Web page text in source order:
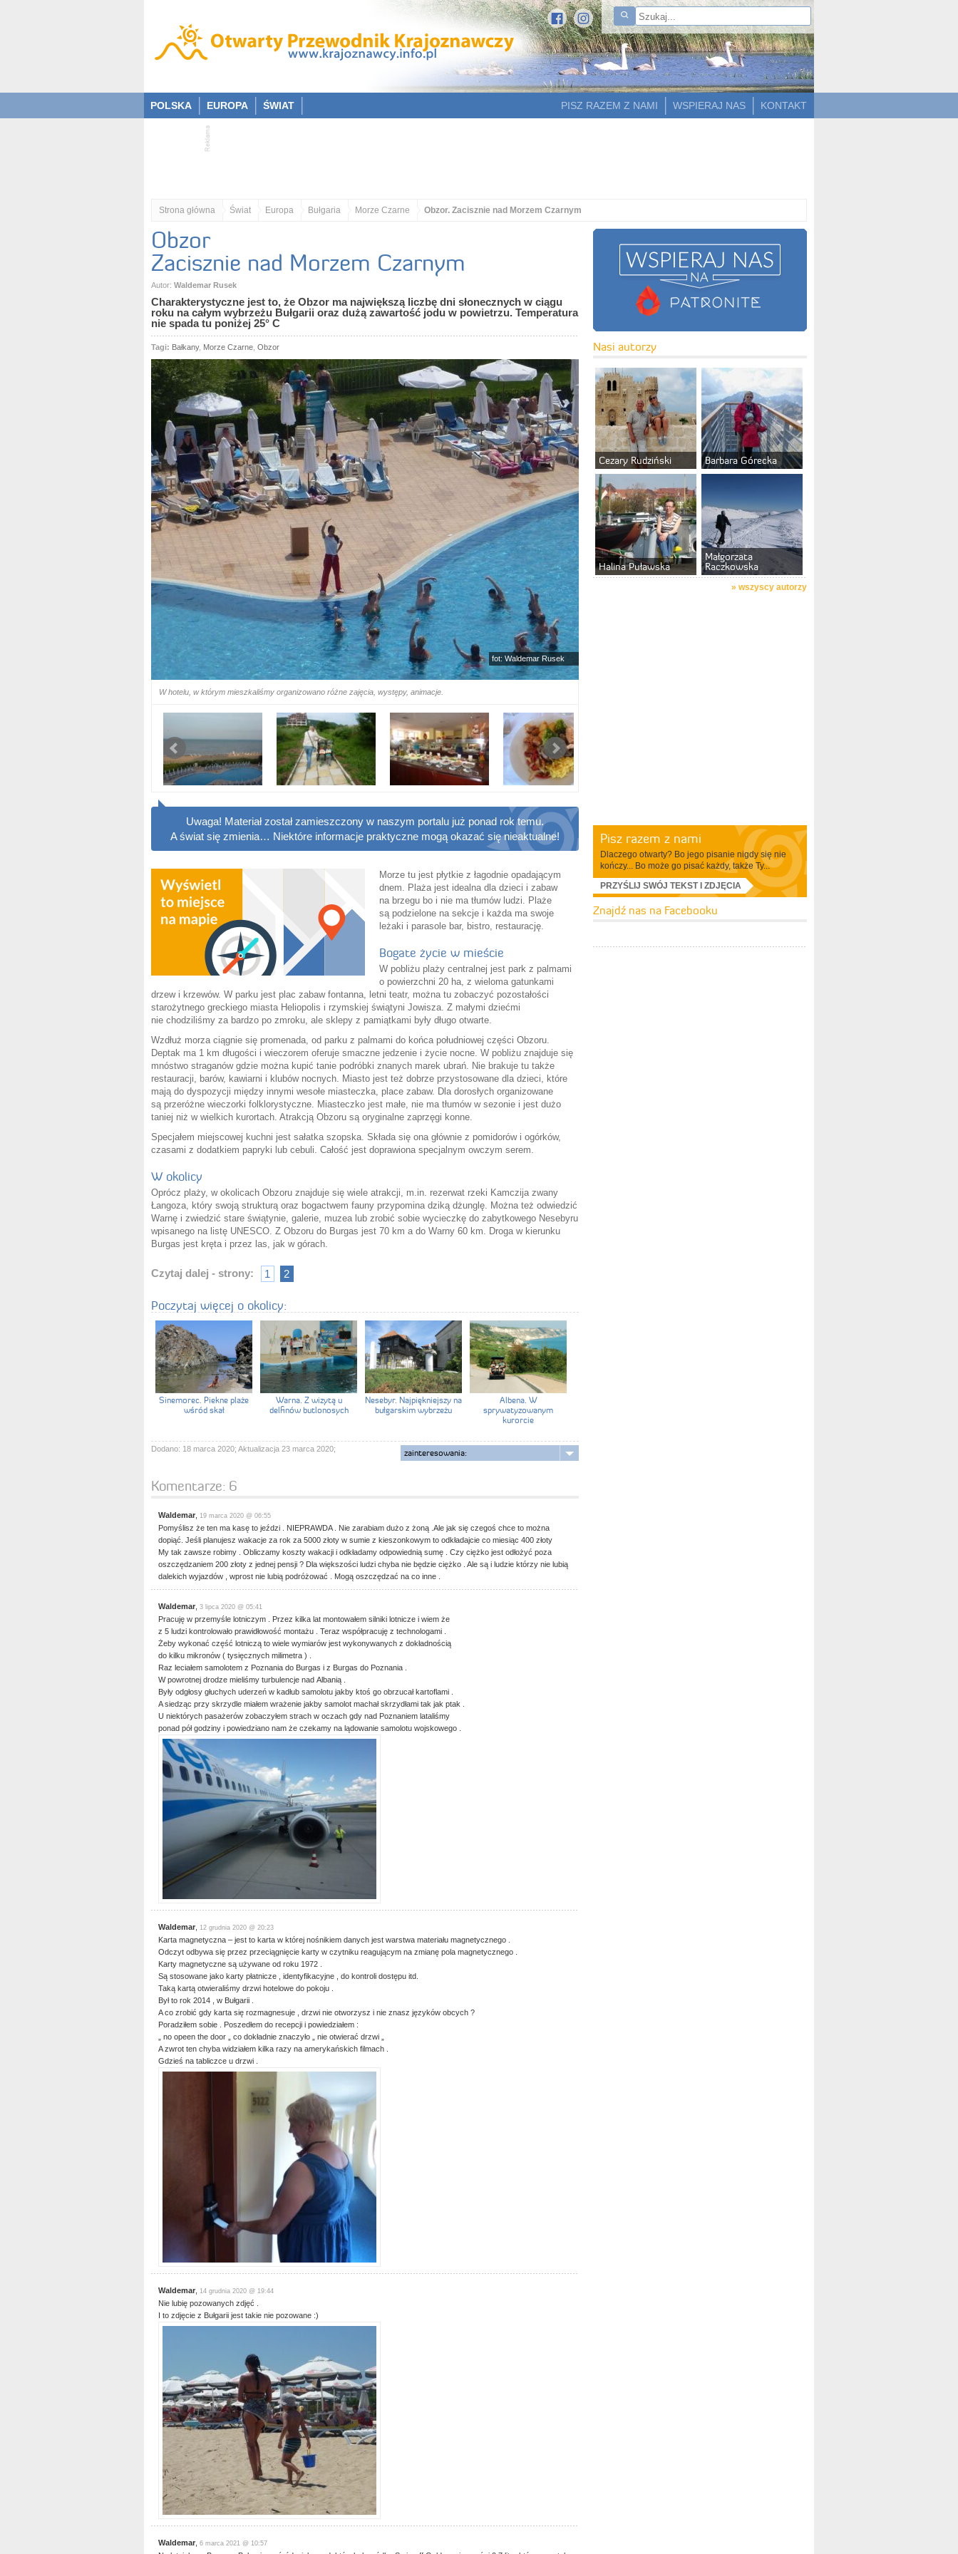
POLSKA EUROPA ŚWIAT KONTAKT
WSPIERAJ NAS
PISZ RAZEM Z NAMI
Strona główna Świat Europa Bułgaria Morze Czarne Obzor. Zacisznie nad Morzem Czarnym
Obzor
Zacisznie nad Morzem Czarnym
Autor: Waldemar Rusek
Charakterystyczne jest to, że Obzor ma największą liczbę dni słonecznych w ciągu
roku na całym wybrzeżu Bułgarii oraz dużą zawartość jodu w powietrzu. Temperatura
nie spada tu poniżej 25° C
Tagi: Bałkany, Morze Czarne Obzor
fot: Waldemar Rusek
W hotelu, w którym mieszkaliśmy organizowano różne zajęcia, występy, animacje.
Uwaga! Materiał został zamieszczony w naszym portalu już ponad rok temu.
A świat się zmienia… Niektóre informacje praktyczne mogą okazać się nieaktualne!
Morze tu jest płytkie z łagodnie opadającym
dnem. Plaża jest idealna dla dzieci i zabaw
na brzegu bo i nie ma tłumów ludzi. Plaże
są podzielone na sekcje i każda ma swoje
leżaki i parasole bar, bistro, restaurację.
Bogate życie w mieście
W pobliżu plaży centralnej jest park z palmami
o powierzchni 20 ha, z wieloma gatunkami
drzew i krzewów. W parku jest plac zabaw fontanna, letni teatr, można tu zobaczyć pozostałości
starożytnego greckiego miasta Heliopolis i rzymskiej świątyni Jowisza. Z małymi dziećmi
nie chodziliśmy za bardzo po zmroku, ale sklepy z pamiątkami były długo otwarte.
Wzdłuż morza ciągnie się promenada, od parku z palmami do końca południowej części Obzoru.
Deptak ma 1 km długości i wieczorem oferuje smaczne jedzenie i życie nocne. W pobliżu znajduje się
mnóstwo straganów gdzie można kupić tanie podróbki znanych marek ubrań. Nie brakuje tu także
restauracji, barów, kawiarni i klubów nocnych. Miasto jest też dobrze przystosowane dla dzieci, które
mają do dyspozycji między innymi wesołe miasteczka, place zabaw. Dla dorosłych organizowane
są przeróżne wieczorki folklorystyczne. Miasteczko jest małe, nie ma tłumów w sezonie i jest dużo
taniej niż w wielkich kurortach. Atrakcją Obzoru są oryginalne zaprzęgi konne.
Specjałem miejscowej kuchni jest sałatka szopska. Składa się ona głównie z pomidorów i ogórków,
czasami z dodatkiem papryki lub cebuli. Całość jest doprawiona specjalnym owczym serem.
W okolicy
Oprócz plaży, w okolicach Obzoru znajduje się wiele atrakcji, m.in. rezerwat rzeki Kamczija zwany
Łangoza, który swoją strukturą oraz bogactwem fauny przypomina dziką dżunglę. Można też odwiedzić
Warnę i zwiedzić stare świątynie, galerie, muzea lub zrobić sobie wycieczkę do zabytkowego Nesebyru
wpisanego na listę UNESCO. Z Obzoru do Burgas jest 70 km a do Warny 60 km. Droga w kierunku
Burgas jest kręta i przez las, jak w górach.
Czytaj dalej - strony: 1 2
Poczytaj więcej o okolicy:
Sinemorec. Piekne plaże
wśród skał
Warna. Z wizytą u
delfinów butlonosych
Nesebyr. Najpiękniejszy na
bułgarskim wybrzeżu
Albena. W
sprywatyzowanym
kurorcie
Dodano: 18 marca 2020; Aktualizacja 23 marca 2020; zainteresowania:
Komentarze: 6
Waldemar 19 marca 2020 @ 06:55
Pomyślisz że ten ma kasę to jeździ . NIEPRAWDA . Nie zarabiam dużo z żoną .Ale jak się czegoś chce to można
dopiąć. Jeśli planujesz wakacje za rok za 5000 złoty w sumie z kieszonkowym to odkładajcie co miesiąc 400 złoty
My tak zawsze robimy . Obliczamy koszty wakacji i odkładamy odpowiednią sumę . Czy ciężko jest odłożyć poza
oszczędzaniem 200 złoty z jednej pensji ? Dla większości ludzi chyba nie będzie ciężko . Ale są i ludzie którzy nie lubią
dalekich wyjazdów , wprost nie lubią podróżować . Mogą oszczędzać na co inne .
Waldemar 3 lipca 2020 @ 05:41
Pracuję w przemyśle lotniczym . Przez kilka lat montowałem silniki lotnicze i wiem że
z 5 ludzi kontrolowało prawidłowość montażu . Teraz współpracuję z technologami .
Żeby wykonać część lotniczą to wiele wymiarów jest wykonywanych z dokładnością
do kilku mikronów ( tysięcznych milimetra ) .
Raz leciałem samolotem z Poznania do Burgas i z Burgas do Poznania .
W powrotnej drodze mieliśmy turbulencje nad Albanią .
Były odgłosy głuchych uderzeń w kadłub samolotu jakby ktoś go obrzucał kartoflami .
A siedząc przy skrzydle miałem wrażenie jakby samolot machał skrzydłami tak jak ptak .
U niektórych pasażerów zobaczyłem strach w oczach gdy nad Poznaniem lataliśmy
ponad pół godziny i powiedziano nam że czekamy na lądowanie samolotu wojskowego .
Waldemar 12 grudnia 2020 @ 20:23
Karta magnetyczna – jest to karta w której nośnikiem danych jest warstwa materiału magnetycznego .
Odczyt odbywa się przez przeciągnięcie karty w czytniku reagującym na zmianę pola magnetycznego .
Karty magnetyczne są używane od roku 1972 .
Są stosowane jako karty płatnicze , identyfikacyjne , do kontroli dostępu itd.
Taką kartą otwieraliśmy drzwi hotelowe do pokoju .
Był to rok 2014 , w Bułgarii .
A co zrobić gdy karta się rozmagnesuje , drzwi nie otworzysz i nie znasz języków obcych ?
Poradziłem sobie . Poszedłem do recepcji i powiedziałem :
„ no opeen the door „ co dokładnie znaczyło „ nie otwierać drzwi „
A zwrot ten chyba widziałem kilka razy na amerykańskich filmach .
Gdzieś na tabliczce u drzwi .
Waldemar 14 grudnia 2020 @ 19:44
Nie lubię pozowanych zdjęć .
I to zdjęcie z Bułgarii jest takie nie pozowane :)
Waldemar 6 marca 2021 @ 10:57
Nasi autorzy
Cezary Rudziński Barbara Górecka
Halina Puławska
Małgorzata
Raczkowska
» wszyscy autorzy
Pisz razem z nami
Dlaczego otwarty? Bo jego pisanie nigdy się nie
kończy... Bo może go pisać każdy, także Ty...
PRZYŚLIJ SWÓJ TEKST I ZDJĘCIA
Znajdź nas na Facebooku